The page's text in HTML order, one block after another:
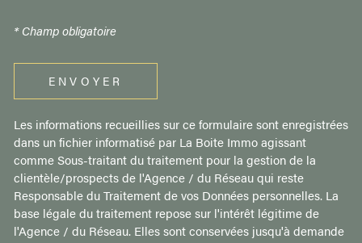
* Champ obligatoire
ENVOYER
Les informations recueillies sur ce formulaire sont enregistrées
dans un fichier informatisé par La Boite Immo agissant
comme Sous-traitant du traitement pour la gestion de la
clientèle/prospects de l'Agence / du Réseau qui reste
Responsable du Traitement de vos Données personnelles. La
base légale du traitement repose sur l'intérêt légitime de
l'Agence / du Réseau. Elles sont conservées jusqu'à demande